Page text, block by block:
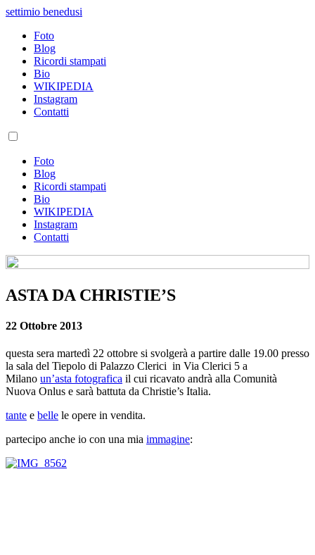
settimio benedusi
Foto
Blog
Ricordi stampati
Bio
WIKIPEDIA
Instagram
Contatti
Foto
Blog
Ricordi stampati
Bio
WIKIPEDIA
Instagram
Contatti
ASTA DA CHRISTIE’S
22 Ottobre 2013
questa sera martedì 22 ottobre si svolgerà a partire dalle 19.00 presso
la sala del Tiepolo di Palazzo Clerici in Via Clerici 5 a
Milano un’asta fotografica il cui ricavato andrà alla Comunità
Nuova Onlus e sarà battuta da Christie’s Italia.
tante e belle le opere in vendita.
partecipo anche io con una mia immagine: